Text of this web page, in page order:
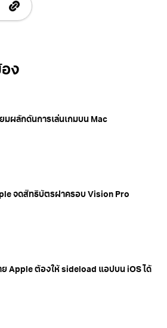
มผลักดันการเล่นเกมบน Mac
จดสิทธิบัตรฝาครอบ Vision Pro
ญี่ปุ่นเตรียมคลอดกฎหมาย Apple ต้องให้ sideload แอปบน iOS ได้